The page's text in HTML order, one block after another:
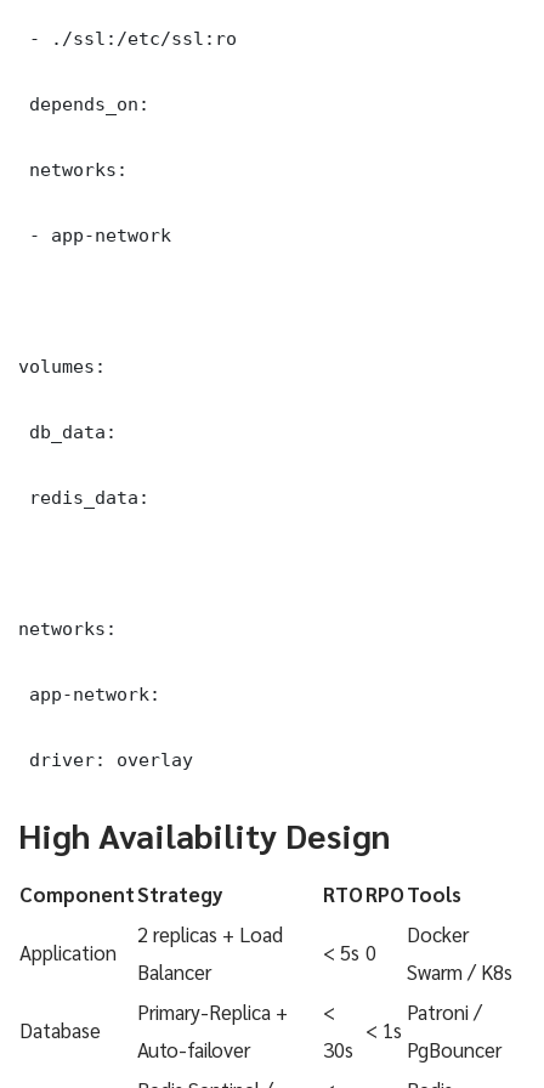
- ./ssl:/etc/ssl:ro
depends_on:
networks:
- app-network
volumes:
db_data:
redis_data:
networks:
app-network:
driver: overlay
High Availability Design
ComponentStrategy RTORPOTools
Application
2 replicas + Load
Balancer
< 5s 0
Docker
Swarm / K8s
Database
Primary-Replica +
Auto-failover
<
30s
< 1s
Patroni /
PgBouncer